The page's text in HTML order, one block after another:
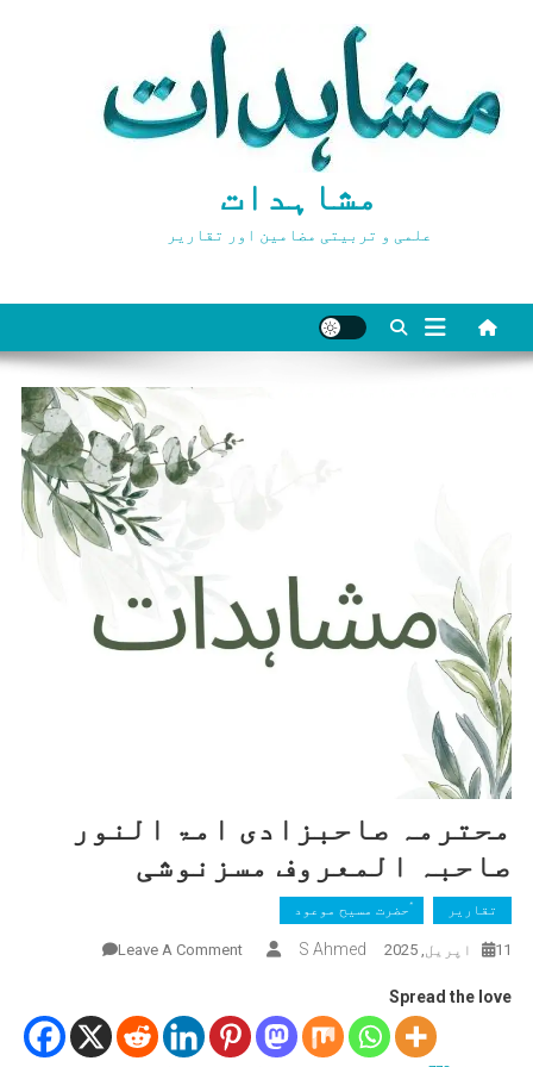
مشاہدات
علمی و تربیتی مضامین اور تقاریر
محترمہ صاحبزادی امۃ النور
صاحبہ المعروف مسزنوشی
تقاریر ٰؑحضرت مسیح موعود
11 اپریل, 2025 S Ahmed
Leave A Comment
امۃ
النور
Spread the love